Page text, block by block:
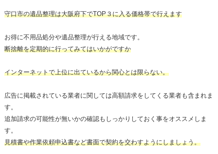
守口市の遺品整理は大阪府下でTOP３に入る価格帯で行えます
お得に不用品処分や遺品整理が行える地域です。
断捨離を定期的に行ってみてはいかがですか
インターネットで上位に出ているから関心とは限らない。
広告に掲載されている業者に関しては高額請求をしてくる業者も含まれま
す。
追加請求の可能性が無いかの確認もしっかりしておく事をオススメしま
す。
見積書や作業依頼申込書など書面で契約を交わすようにしましょう。